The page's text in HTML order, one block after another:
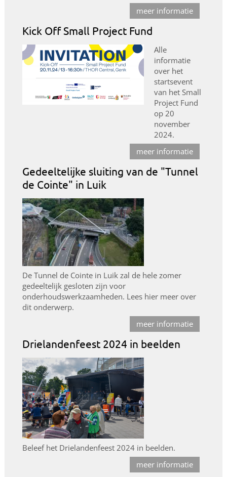
meer informatie
Kick Off Small Project Fund
Alle
informatie
over het
startsevent
van het Small
Project Fund
op 20
november
2024.
meer informatie
Gedeeltelijke sluiting van de "Tunnel
de Cointe" in Luik
De Tunnel de Cointe in Luik zal de hele zomer
gedeeltelijk gesloten zijn voor
onderhoudswerkzaamheden. Lees hier meer over
dit onderwerp.
meer informatie
Drielandenfeest 2024 in beelden
Beleef het Drielandenfeest 2024 in beelden.
meer informatie